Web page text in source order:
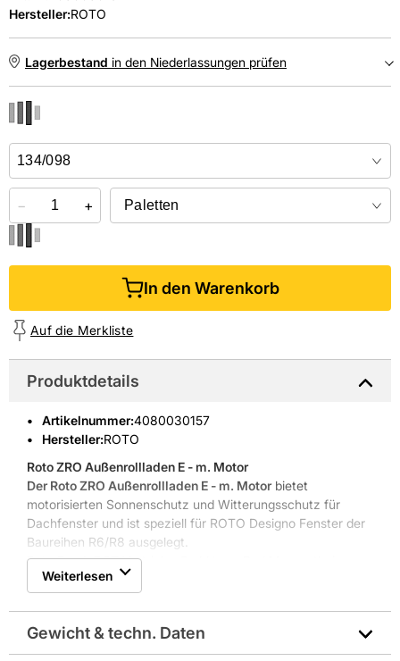
Hersteller:ROTO
Lagerbestand in den Niederlassungen prüfen
Online kaufen &
− +
In den Warenkorb
Auf die Merkliste
Produktdetails
Artikelnummer:4080030157
Hersteller:ROTO
Roto ZRO Außenrollladen E - m. Motor
Der Roto ZRO Außenrollladen E - m. Motorbietet
motorisierten Sonnenschutz und Witterungsschutz für
Dachfenster und ist speziell für ROTO Designo Fenster der
Baureihen R6/R8 ausgelegt.
Roto Frank DST Vertriebs-GmbH aus Bad Mergentheim
steht seit 1935 für Fenster- und Türtechnik; die langjährige
Erfahrung spiegelt sich in zuverlässiger Verarbeitung und
passgenauer Produktintegration wider.
Elektrischer Außenrollladen mit integriertem Motor
Passend für R6/R8 Designo Fenster R703
Weiterlesen
Gewicht & techn. Daten